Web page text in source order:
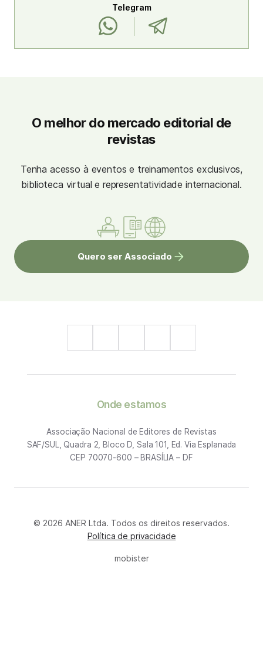
Telegram
O melhor do mercado editorial de
revistas
Tenha acesso à eventos e treinamentos exclusivos,
biblioteca virtual e representatividade internacional.
Quero ser Associado
Onde estamos
Associação Nacional de Editores de Revistas
SAF/SUL, Quadra 2, Bloco D, Sala 101, Ed. Via Esplanada
CEP 70070-600 – BRASÍLIA – DF
© 2026 ANER Ltda. Todos os direitos reservados.
Política de privacidade
mobister